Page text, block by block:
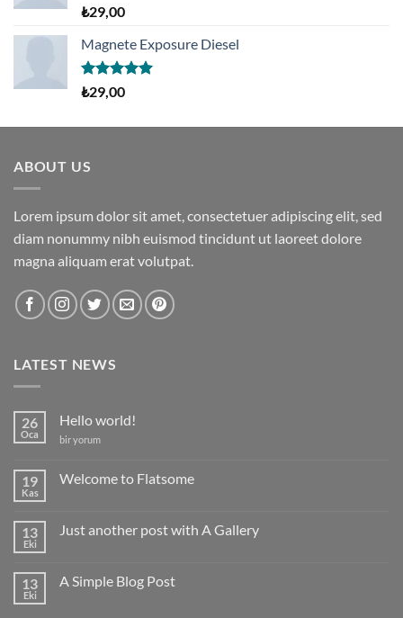
5 üzerinden
5.00oy
aldı
₺29,00
Magnete Exposure Diesel
5 üzerinden
5.00oy
₺29,00
ABOUT US
Lorem ipsum dolor sit amet, consectetuer adipiscing elit, sed
diam nonummy nibh euismod tincidunt ut laoreet dolore
magna aliquam erat volutpat.
LATEST NEWS
26
Oca
Hello world!
Hello
bir yorum
19
Kas
Welcome to Flatsome
to
13
Eki
Just another post with A Gallery
another
13
Eki
A Simple Blog Post